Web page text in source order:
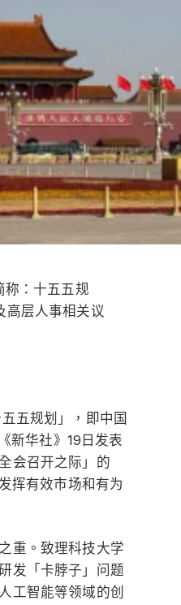
称：十五五规
高层人事相关议
五规划」，即中国
新华社》19日发表
会召开之际」的
挥有效市场和有为
重。致理科技大学
发「卡脖子」问题
工智能等领域的创